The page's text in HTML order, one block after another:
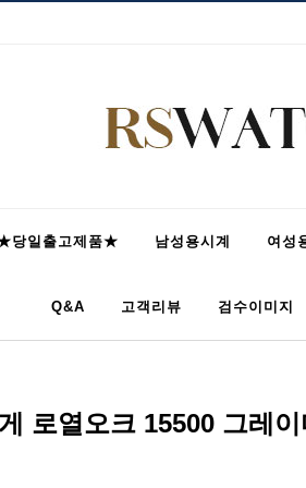
당일출고제품★ 남성용시계 여성
Q&A 고객리뷰 검수이미지
로열오크 15500 그레